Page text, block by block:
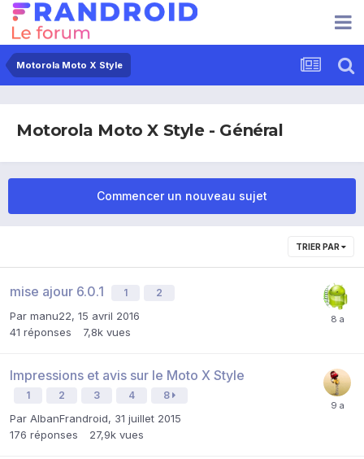
Motorola Moto X Style
Motorola Moto X Style - Général
Commencer un nouveau sujet
TRIER PAR
mise ajour 6.0.1 1 2
Par manu22, 15 avril 2016
41 réponses 7,8k vues
Impressions et avis sur le Moto X Style
1 2 3 4 8
Par AlbanFrandroid, 31 juillet 2015
176 réponses 27,9k vues